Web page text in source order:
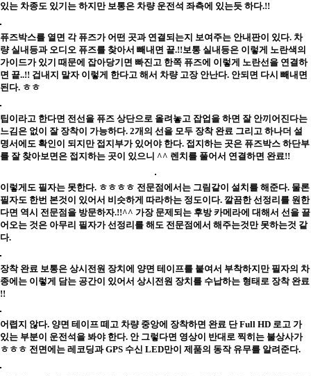
있는 차종도 있기는 하지만 보통은 차량 운전석 좌측에 있는듯 하다.!!
퓨즈박스를 열면 각 퓨즈가 어떤 곳과 연결되는지 보여주는 안내판이 있다. 차
량 실내등과 오디오 퓨즈를 찾아서 빼내면 끝.!!보통 실내등은 이렇게 노란색의
가이드가 있기 때문에 잡아당기면 빠진고 한쪽 퓨즈에 이렇게 노란선을 연결하
면 끝..!! 겁내지 말자 이렇게 한다고 해서 차량 고장 안난다. 안되면 다시 빼내면
된다. ㅎㅎ
팁이라고 한다면 전선을 퓨즈 상단으로 올려놓고 잡업을 하면 잘 안끼어진다는
느김은 없이 잘 장착이 가능하다. 2개의 선을 모두 장착 완료 그리고 하나더 설
명서에도 확인이 되지만 접지부가 있어야 한다. 접지하는 곳은 퓨즈박스 하단부
를 잘 찾아보면은 접지하는 곳이 있으니 ^^ 렌치를 풀어서 연결하면 완료!!
이렇게도 필자는 못한다. ㅎㅎㅎㅎ 전문점에서는 그림같이 설치를 해준다. 물론
필자도 한번 본것이 있어서 비슷하게 따라하는 정도이다. 깔끔한 선정리를 원한
다면 역시 전문점을 방문하자.!!^^ 가장 문제되는 후방 카메라에 대해서 선을 끌
어오는 것은 아무리 필자가 선정리를 해도 전문점에서 해주는것만 못하는것 같
다.
장착 완료 보통은 상시전원 장치에 양면 테이프를 붙여서 부착하지만 필자의 차
종에는 이렇게 담는 공간이 있어서 상시전원 장치를 수납하는 형태로 장착 완료
!!
어렵지 않다. 양면 테이프 떼고 차량 중앙에 장착하면 완료 단 Full HD 로고 가
있는 부분이 운전석을 봐야 한다. 안 그렇다면 영상이 반대로 찍히는 불상사가
ㅎㅎㅎ 전면에는 레코딩과 GPS 수신 LED만이 제품의 동작 유무를 알려준다.